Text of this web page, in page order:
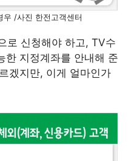
우 /사진 한전고객센터
로 신청해야 하고, TV수
한 지정계좌를 안내해 준
겠지만, 이게 얼마인가